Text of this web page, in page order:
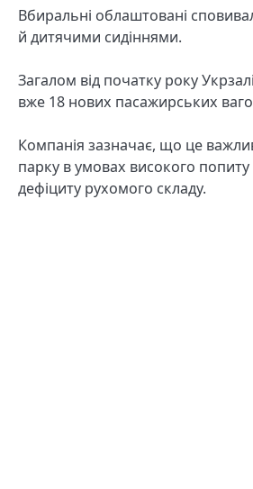
Вбиральні облаштовані
й дитячими сидіннями.
Загалом від початку року
вже 18 нових пасажирських
Компанія зазначає, що це
парку в умовах високого
дефіциту рухомого складу.